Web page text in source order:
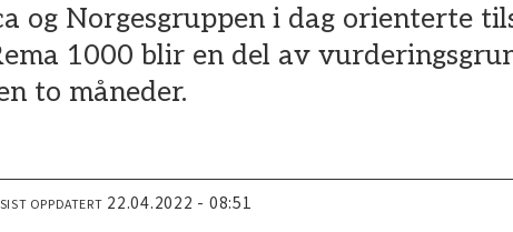
og Norgesgruppen i dag orienterte
1000 blir en del av
to måneder.
SIST OPPDATERT 22.04.2022 - 08:51